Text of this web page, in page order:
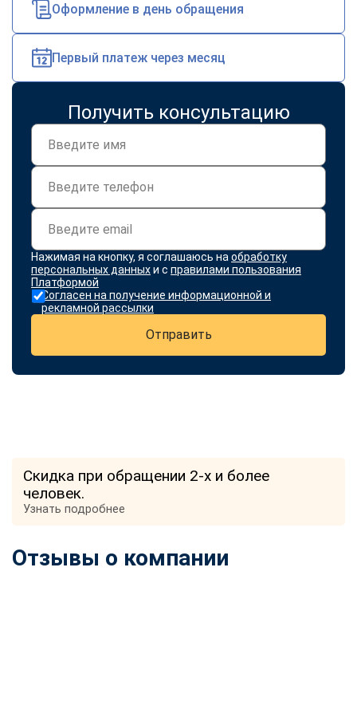
Оформление в день обращения
Первый платеж через месяц
Получить консультацию
Нажимая на кнопку, я соглашаюсь на обработку
персональных данныхи с правилами пользования
Платформой
Согласен на получение информационной и
рекламной рассылки
Отправить
Скидка при обращении 2-х и более
человек.
Узнать подробнее
Отзывы о компании